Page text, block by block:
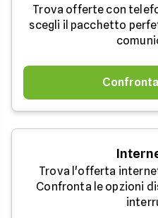
Trova offerte con
scegli il pacchetto
Trova l'offerta
Confronta le opzioni